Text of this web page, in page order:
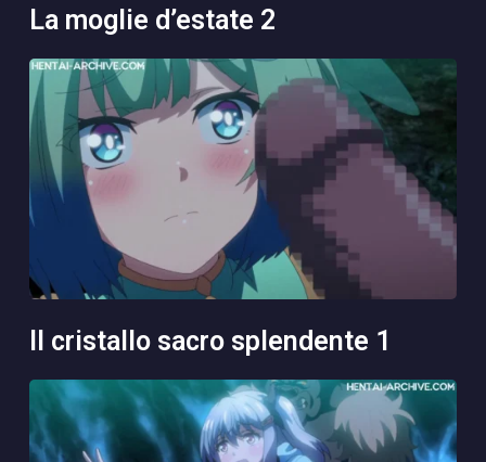
la moglie d’estate 2
il cristallo sacro splendente 1